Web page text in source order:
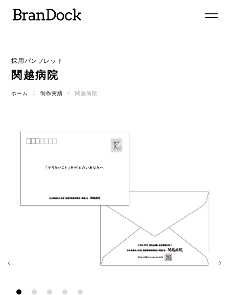
採用パンフレット
関越病院
ホーム 制作実績 関越病院